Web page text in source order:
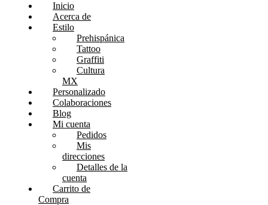
Inicio
Acerca de
Estilo
Prehispánica
Tattoo
Graffiti
Cultura
MX
Personalizado
Colaboraciones
Blog
Mi cuenta
Pedidos
Mis
direcciones
Detalles de la
cuenta
Carrito de
Compra